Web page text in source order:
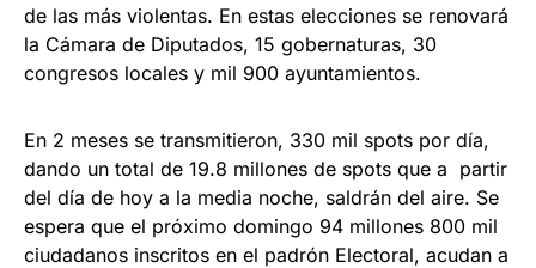
de las más violentas. En estas elecciones se renovará
la Cámara de Diputados, 15 gobernaturas, 30
congresos locales y mil 900 ayuntamientos.
En 2 meses se transmitieron, 330 mil spots por día,
dando un total de 19.8 millones de spots que a partir
del día de hoy a la media noche, saldrán del aire. Se
espera que el próximo domingo 94 millones 800 mil
ciudadanos inscritos en el padrón Electoral, acudan a